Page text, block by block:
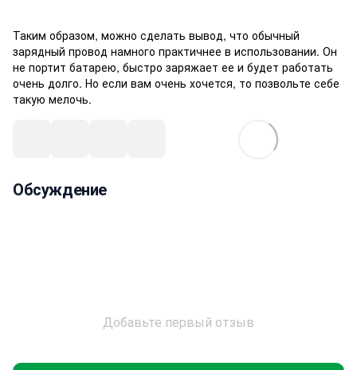
Таким образом, можно сделать вывод, что обычный
зарядный провод намного практичнее в использовании. Он
не портит батарею, быстро заряжает ее и будет работать
очень долго. Но если вам очень хочется, то позвольте себе
такую мелочь.
Обсуждение
Добавьте первый отзыв